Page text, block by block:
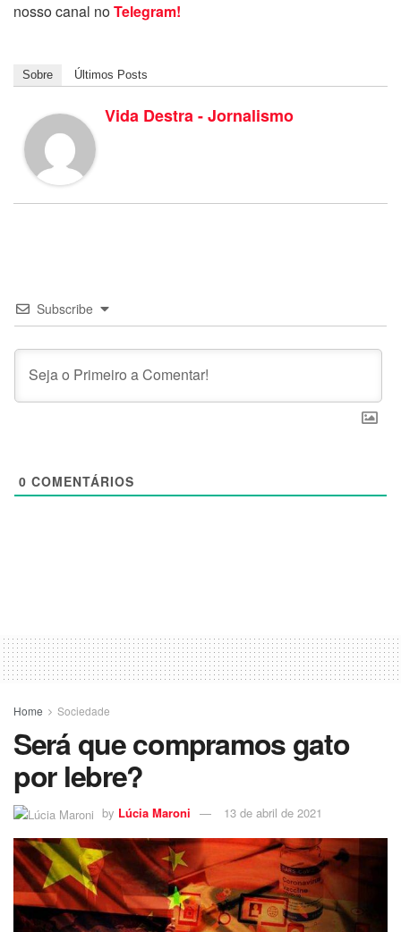
nosso canal noTelegram!
Sobre Últimos Posts
Vida Destra - Jornalismo
Subscribe
0 COMENTÁRIOS
Home Sociedade
Será que compramos gato
por lebre?
by Lúcia Maroni 13 de abril de 2021